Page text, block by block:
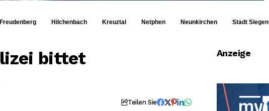
Freudenberg Hilchenbach Kreuztal Netphen Neunkirchen Stadt Siegen
bittet
Teilen Sie
Anzeige